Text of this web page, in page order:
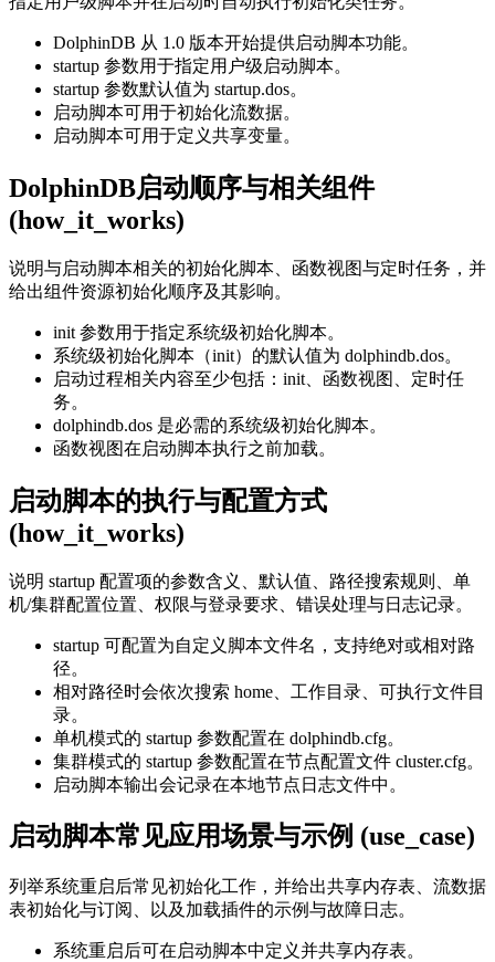
DolphinDB 从 1.0 版本开始提供启动脚本功能。
startup 参数用于指定用户级启动脚本。
startup 参数默认值为 startup.dos。
启动脚本可用于初始化流数据。
启动脚本可用于定义共享变量。
DolphinDB启动顺序与相关组件
(how_it_works)
说明与启动脚本相关的初始化脚本、函数视图与定时任务，并
给出组件资源初始化顺序及其影响。
init 参数用于指定系统级初始化脚本。
系统级初始化脚本（init）的默认值为 dolphindb.dos。
启动过程相关内容至少包括：init、函数视图、定时任
务。
dolphindb.dos 是必需的系统级初始化脚本。
函数视图在启动脚本执行之前加载。
启动脚本的执行与配置方式
(how_it_works)
说明 startup 配置项的参数含义、默认值、路径搜索规则、单
机/集群配置位置、权限与登录要求、错误处理与日志记录。
startup 可配置为自定义脚本文件名，支持绝对或相对路
径。
相对路径时会依次搜索 home、工作目录、可执行文件目
录。
单机模式的 startup 参数配置在 dolphindb.cfg。
集群模式的 startup 参数配置在节点配置文件 cluster.cfg。
启动脚本输出会记录在本地节点日志文件中。
启动脚本常见应用场景与示例 (use_case)
列举系统重启后常见初始化工作，并给出共享内存表、流数据
表初始化与订阅、以及加载插件的示例与故障日志。
系统重启后可在启动脚本中定义并共享内存表。